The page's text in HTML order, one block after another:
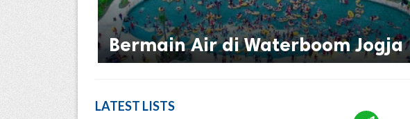
Bermain Air di Waterboom Jogja
LATEST LISTS